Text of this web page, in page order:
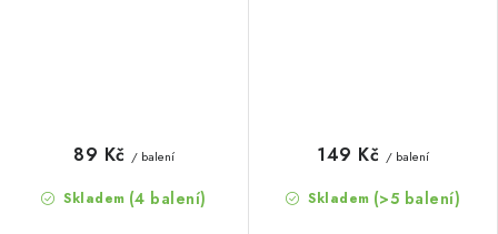
Skladem (4 balení)
89 Kč / balení
Skladem (>5 balení)
149 Kč / balení